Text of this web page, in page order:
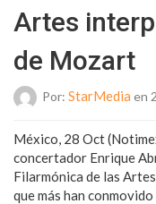
Artes
de Mozart
Por: StarMedia en
México, 28 Oct
concertador Enrique
Filarmónica de las
que más han conmovido